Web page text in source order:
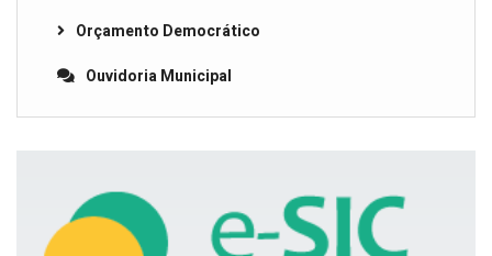
Orçamento Democrático
Ouvidoria Municipal